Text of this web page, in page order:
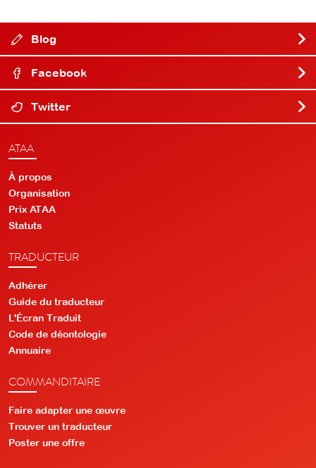
Blog
Facebook
Twitter
ATAA
À propos
Organisation
Prix ATAA
Statuts
TRADUCTEUR
Adhérer
Guide du traducteur
L'Écran Traduit
Code de déontologie
Annuaire
COMMANDITAIRE
Faire adapter une œuvre
Trouver un traducteur
Poster une offre